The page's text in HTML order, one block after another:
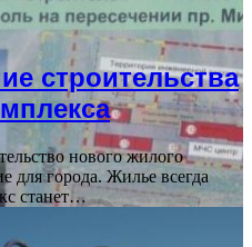
строительства
нового жилого
для города. Жилье всегда
станет…